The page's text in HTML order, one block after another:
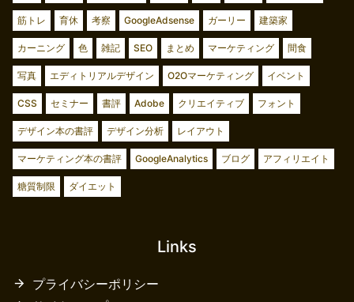
筋トレ 育休 考察 GoogleAdsense ガーリー 建築家
カーニング 色 雑記 SEO まとめ マーケティング 間食
写真 エディトリアルデザイン O2Oマーケティング イベント
CSS セミナー 書評 Adobe クリエイティブ フォント
デザイン本の書評 デザイン分析 レイアウト
マーケティング本の書評 GoogleAnalytics ブログ アフィリエイト
糖質制限 ダイエット
Links
プライバシーポリシー